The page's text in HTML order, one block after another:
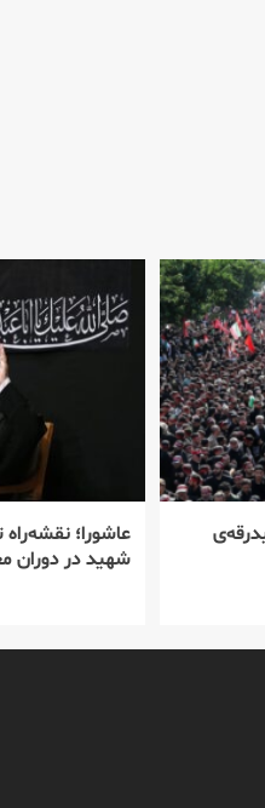
عاشورا؛
شهید در دوران